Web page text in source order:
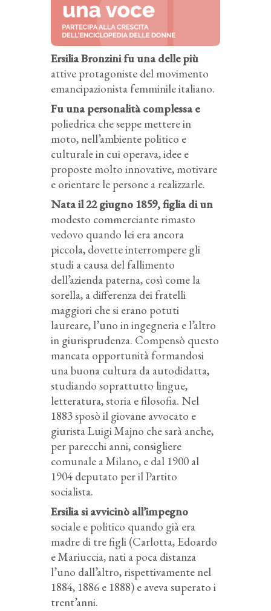
Ersilia Bronzini fu una delle più
attive protagoniste del movimento
emancipazionista femminile italiano.
Fu una personalità complessa e
poliedrica che seppe mettere in
moto, nell’ambiente politico e
culturale in cui operava, idee e
proposte molto innovative, motivare
e orientare le persone a realizzarle.
Nata il 22 giugno 1859, figlia di un
modesto commerciante rimasto
vedovo quando lei era ancora
piccola, dovette interrompere gli
studi a causa del fallimento
dell’azienda paterna, così come la
sorella, a differenza dei fratelli
maggiori che si erano potuti
laureare, l’uno in ingegneria e l’altro
in giurisprudenza. Compensò questo
mancata opportunità formandosi
una buona cultura da autodidatta,
studiando soprattutto lingue,
letteratura, storia e filosofia. Nel
1883 sposò il giovane avvocato e
giurista Luigi Majno che sarà anche,
per parecchi anni, consigliere
comunale a Milano, e dal 1900 al
1904 deputato per il Partito
socialista.
Ersilia si avvicinò all’impegno
sociale e politico quando già era
madre di tre figli (Carlotta, Edoardo
e Mariuccia, nati a poca distanza
l’uno dall’altro, rispettivamente nel
1884, 1886 e 1888) e aveva superato i
trent’anni.